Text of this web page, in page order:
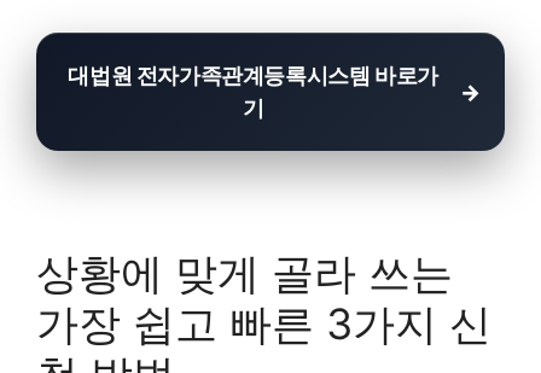
대법원 전자가족관계등록시스템 바로가
기
상황에 맞게 골라 쓰는
가장 쉽고 빠른 3가지 신